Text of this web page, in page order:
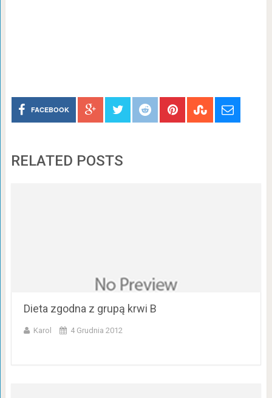
FACEBOOK
RELATED POSTS
Dieta zgodna z grupą krwi B
Karol 4 Grudnia 2012